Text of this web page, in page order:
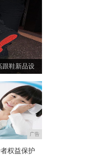
跟鞋新品设
广告
权益保护